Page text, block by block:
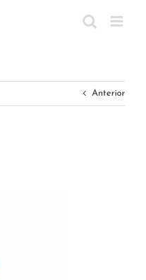
Anterior